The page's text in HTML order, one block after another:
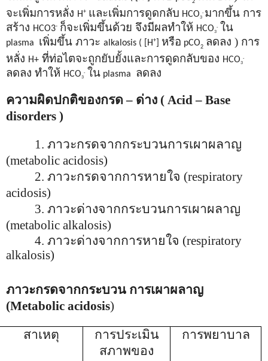
จะเพิ่มการหลั่ง H+ และเพิ่มการดูดกลับ HCO3
- มากขึ้น การ
สร้าง HCO3- ก็จะเพิ่มขึ้นด้วย จึงมีผลทำให้ HCO3
- ใน
plasma เพิ่มขึ้น ภาวะ alkalosis ( [H+ หรือ pCO2 ลดลง ) การ
หลั่ง H+ ที่ท่อไตจะถูกยับยั้งและการดูดกลับของ HCO3
-
ลดลง ทำให้ HCO3
- ใน plasma ลดลง
ความผิดปกติของกรด– ด่าง ( Acid – Base
disorders )
1. ภาวะกรดจากกระบวนการเผาผลาญ
(metabolic acidosis)
2. ภาวะกรดจากการหายใจ (respiratory
acidosis)
3. ภาวะด่างจากกระบวนการเผาผลาญ
(metabolic alkalosis)
4. ภาวะด่างจากการหายใจ (respiratory
alkalosis)
ภาวะกรดจากกระบวน การเผาผลาญ
(Metabolic acidosis)
สาเหตุ
การประเมิน
สภาพของ
การพยาบาล